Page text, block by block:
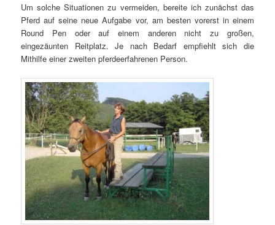
Um solche Situationen zu vermeiden, bereite ich zunächst das
Pferd auf seine neue Aufgabe vor, am besten vorerst in einem
Round Pen oder auf einem anderen nicht zu großen,
eingezäunten Reitplatz. Je nach Bedarf empfiehlt sich die
Mithilfe einer zweiten pferdeerfahrenen Person.